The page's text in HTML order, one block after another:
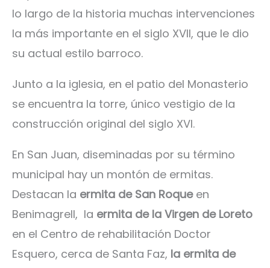
lo largo de la historia muchas intervenciones
la más importante en el siglo XVII, que le dio
su actual estilo barroco.
Junto a la iglesia, en el patio del Monasterio
se encuentra la torre, único vestigio de la
construcción original del siglo XVI.
En San Juan, diseminadas por su término
municipal hay un montón de ermitas.
Destacan la ermita de San Roqueen
Benimagrell, la ermita de la Virgen de Loreto
en el Centro de rehabilitación Doctor
Esquero, cerca de Santa Faz, la ermita de